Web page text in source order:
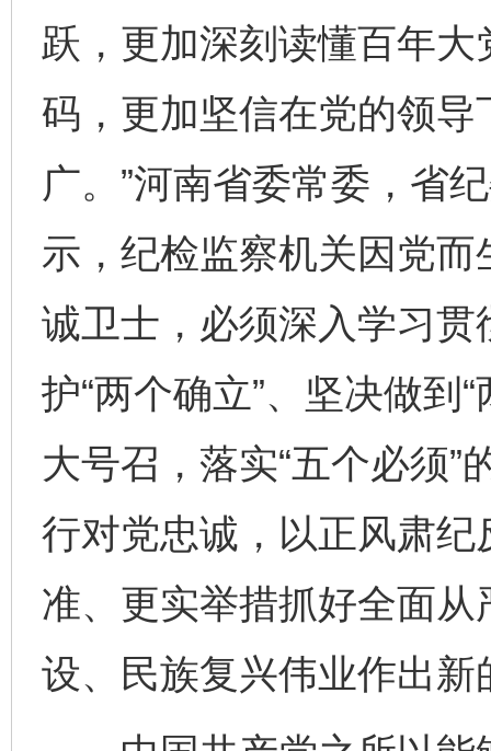
跃，更加深刻读懂百年
码，更加坚信在党的领导
广。”河南省委常委，省
示，纪检监察机关因党
诚卫士，必须深入学习
护“两个确立”、坚决做到
大号召，落实“五个必须
行对党忠诚，以正风肃
准、更实举措抓好全面
设、民族复兴伟业作出新